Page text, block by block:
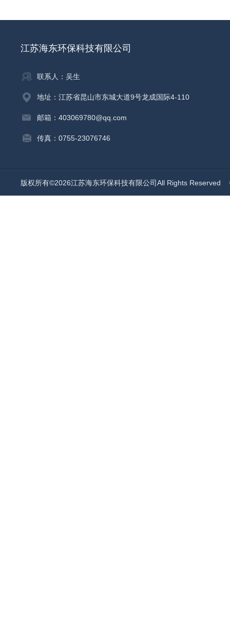
江苏海东环保科技有限公司
联系人：吴生
地址：江苏省昆山市东城大道9号龙成国际4-110
邮箱：403069780@qq.com
传真：0755-23076746
版权所有©2026江苏海东环保科技有限公司All Rights Reserved